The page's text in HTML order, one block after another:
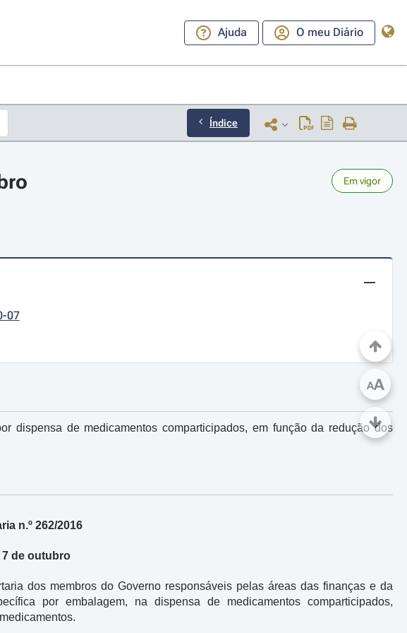
Ajuda O meu Diário
Índice
Em vigor
07
dispensa de medicamentos comparticipados, em função da redução dos
n.º 262/2016
7 de outubro
dos membros do Governo responsáveis pelas áreas das finanças e da
por embalagem, na dispensa de medicamentos comparticipados,
AA